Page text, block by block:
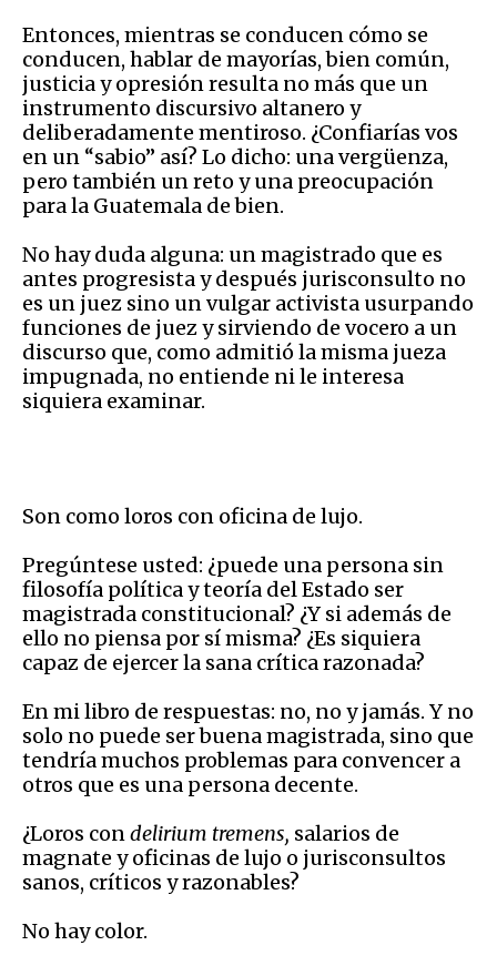
Entonces, mientras se conducen cómo se
conducen, hablar de mayorías, bien común,
justicia y opresión resulta no más que un
instrumento discursivo altanero y
deliberadamente mentiroso. ¿Confiarías vos
en un “sabio” así? Lo dicho: una vergüenza,
pero también un reto y una preocupación
para la Guatemala de bien.
No hay duda alguna: un magistrado que es
antes progresista y después jurisconsulto no
es un juez sino un vulgar activista usurpando
funciones de juez y sirviendo de vocero a un
discurso que, como admitió la misma jueza
impugnada, no entiende ni le interesa
siquiera examinar.
Son como loros con oficina de lujo.
Pregúntese usted: ¿puede una persona sin
filosofía política y teoría del Estado ser
magistrada constitucional? ¿Y si además de
ello no piensa por sí misma? ¿Es siquiera
capaz de ejercer la sana crítica razonada?
En mi libro de respuestas: no, no y jamás. Y no
solo no puede ser buena magistrada, sino que
tendría muchos problemas para convencer a
otros que es una persona decente.
¿Loros condelirium tremens, salarios de
magnate y oficinas de lujo o jurisconsultos
sanos, críticos y razonables?
No hay color.